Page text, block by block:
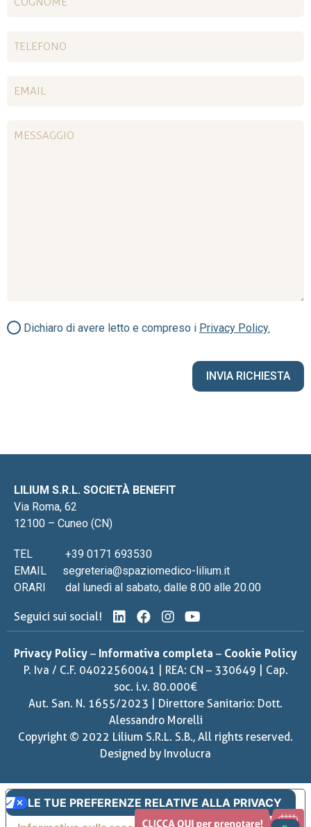
Dichiaro di avere letto e compreso i Privacy Policy.
LILIUM S.R.L. SOCIETÀ BENEFIT
Via Roma, 62
12100 – Cuneo (CN)
TEL
+39 0171 693530
EMAIL
segreteria@spaziomedico-lilium.it
ORARI
dal lunedì al sabato, dalle 8.00 alle 20.00
Seguici sui social!
Privacy Policy – Informativa completa – Cookie Policy
P. Iva / C.F. 04022560041 | REA: CN – 330649 | Cap.
soc. i.v. 80.000€
Aut. San. N. 1655/2023 | Direttore Sanitario: Dott.
Alessandro Morelli
Copyright © 2022 Lilium S.R.L. S.B., All rights reserved.
Designed by Involucra
LE TUE PREFERENZE RELATIVE ALLA PRIVACY